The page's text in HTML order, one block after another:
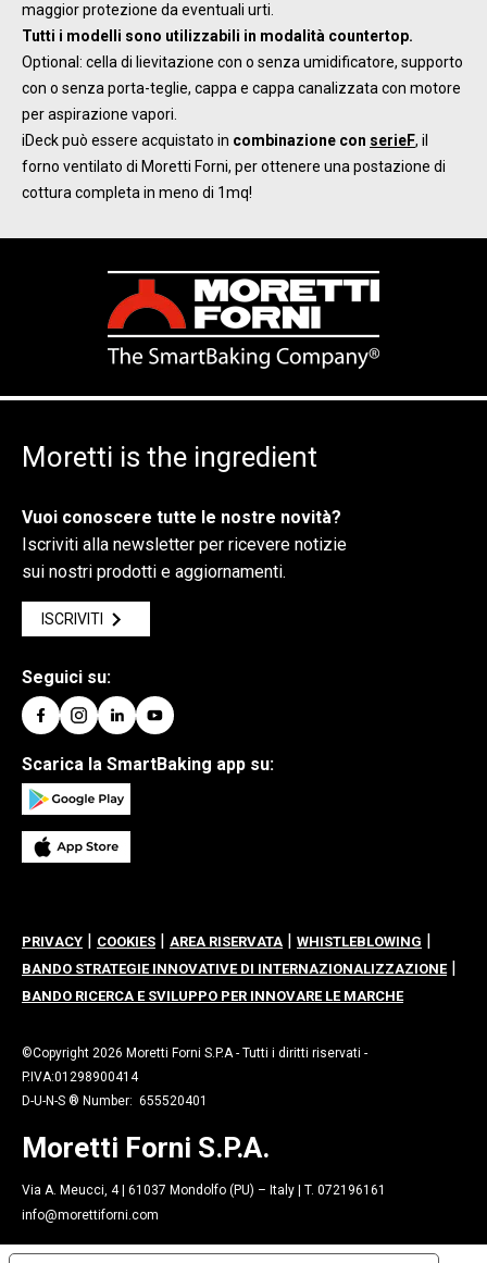
maggior protezione da eventuali urti.
Tutti i modelli sono utilizzabili in modalità countertop.
Optional: cella di lievitazione con o senza umidificatore, supporto
con o senza porta-teglie, cappa e cappa canalizzata con motore
per aspirazione vapori.
iDeck può essere acquistato in combinazione con serieF, il
forno ventilato di Moretti Forni, per ottenere una postazione di
cottura completa in meno di 1mq!
Moretti is the ingredient
Vuoi conoscere tutte le nostre novità?
Iscriviti alla newsletter per ricevere notizie
sui nostri prodotti e aggiornamenti.
ISCRIVITI
Seguici su:
Scarica la SmartBaking app su:
PRIVACY COOKIES AREA RISERVATA WHISTLEBLOWING
BANDO STRATEGIE INNOVATIVE DI INTERNAZIONALIZZAZIONE
BANDO RICERCA E SVILUPPO PER INNOVARE LE MARCHE
©Copyright 2026 Moretti Forni S.P.A - Tutti i diritti riservati -
P.IVA:01298900414
D-U-N-S ® Number: 655520401
Moretti Forni S.P.A.
Via A. Meucci, 4 | 61037 Mondolfo (PU) – Italy | T. 072196161
info@morettiforni.com